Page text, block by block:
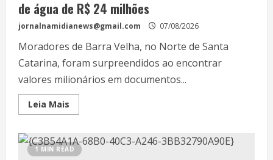
de água de R$ 24 milhões
jornalnamidianews@gmail.com 07/08/2026
Moradores de Barra Velha, no Norte de Santa
Catarina, foram surpreendidos ao encontrar
valores milionários em documentos...
Leia Mais
1 MIN READ